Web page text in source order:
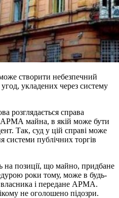
створити небезпечний
укладених через систему
розглядається справа
майна, в якій може бути
Так, суд у цій справі може
системи публічних торгів
на позиції, що майно, придбане
роки тому, може в будь-
власника і передане АРМА.
не оголошено підозри.